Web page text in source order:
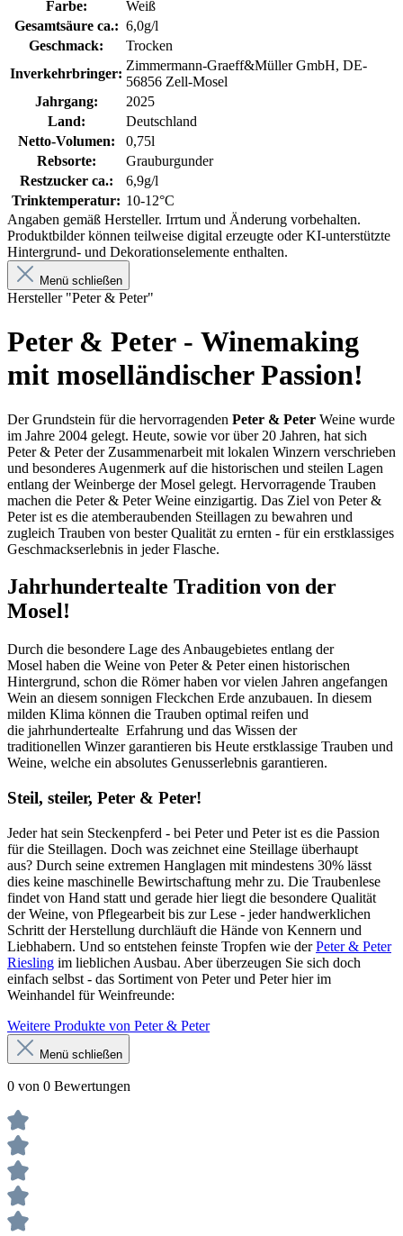
Farbe:
Weiß
Gesamtsäure ca.: 6,0g/l
Geschmack:
Trocken
Inverkehrbringer:
Zimmermann-Graeff&Müller GmbH, DE-
56856 Zell-Mosel
Jahrgang:
2025
Land:
Deutschland
Netto-Volumen:
0,75l
Rebsorte:
Grauburgunder
Restzucker ca.:
6,9g/l
Trinktemperatur: 10-12°C
Angaben gemäß Hersteller. Irrtum und Änderung vorbehalten.
Produktbilder können teilweise digital erzeugte oder KI-unterstützte
Hintergrund- und Dekorationselemente enthalten.
Menü schließen
Hersteller "Peter & Peter"
Peter & Peter - Winemaking
mit moselländischer Passion!
Der Grundstein für die hervorragenden Peter & Peter Weine wurde
im Jahre 2004 gelegt. Heute, sowie vor über 20 Jahren, hat sich
Peter & Peter der Zusammenarbeit mit lokalen Winzern verschrieben
und besonderes Augenmerk auf die historischen und steilen Lagen
entlang der Weinberge der Mosel gelegt. Hervorragende Trauben
machen die Peter & Peter Weine einzigartig. Das Ziel von Peter &
Peter ist es die atemberaubenden Steillagen zu bewahren und
zugleich Trauben von bester Qualität zu ernten - für ein erstklassiges
Geschmackserlebnis in jeder Flasche.
Jahrhundertealte Tradition von der
Mosel!
Durch die besondere Lage des Anbaugebietes entlang der
Mosel haben die Weine von Peter & Peter einen historischen
Hintergrund, schon die Römer haben vor vielen Jahren angefangen
Wein an diesem sonnigen Fleckchen Erde anzubauen. In diesem
milden Klima können die Trauben optimal reifen und
die jahrhundertealte Erfahrung und das Wissen der
traditionellen Winzer garantieren bis Heute erstklassige Trauben und
Weine, welche ein absolutes Genusserlebnis garantieren.
Steil, steiler, Peter & Peter!
Jeder hat sein Steckenpferd - bei Peter und Peter ist es die Passion
für die Steillagen. Doch was zeichnet eine Steillage überhaupt
aus? Durch seine extremen Hanglagen mit mindestens 30% lässt
dies keine maschinelle Bewirtschaftung mehr zu. Die Traubenlese
findet von Hand statt und gerade hier liegt die besondere Qualität
der Weine, von Pflegearbeit bis zur Lese - jeder handwerklichen
Schritt der Herstellung durchläuft die Hände von Kennern und
Liebhabern. Und so entstehen feinste Tropfen wie derPeter & Peter
Riesling im lieblichen Ausbau. Aber überzeugen Sie sich doch
einfach selbst - das Sortiment von Peter und Peter hier im
Weinhandel für Weinfreunde:
Weitere Produkte von Peter & Peter
Menü schließen
0 von 0 Bewertungen